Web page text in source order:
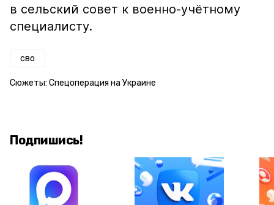
в сельский совет к военно-учётному
специалисту.
сво
Сюжеты: Спецоперация на Украине
Подпишись!